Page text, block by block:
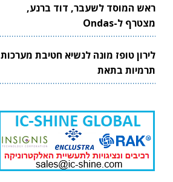
ראש המוסד לשעבר, דוד ברנע,
מצטרף ל-Ondas
לירון טופז מונה לנשיא חטיבת מערכות
תרמיות בתאת